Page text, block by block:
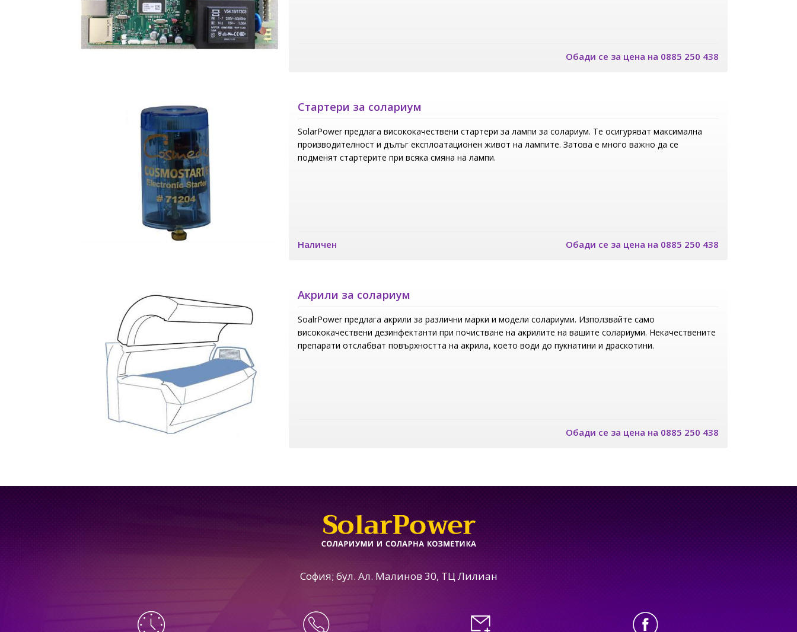
Обади се за цена на 0885 250 438
Стартери за солариум
SolarPower предлага висококачествени стартери за лампи за солариум. Те осигуряват максимална
производителност и дълъг експлоатационен живот на лампите. Затова е много важно да се
подменят стартерите при всяка смяна на лампи.
Наличен Обади се за цена на 0885 250 438
Акрили за солариум
SoalrPower предлага акрили за различни марки и модели солариуми. Използвайте само
висококачествени дезинфектанти при почистване на акрилите на вашите солариуми. Некачествените
препарати отслабват повърхността на акрила, което води до пукнатини и драскотини.
Обади се за цена на 0885 250 438
София; бул. Ал. Малинов 30, ТЦ Лилиан